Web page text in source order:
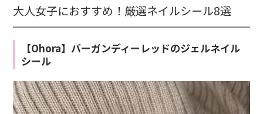
大人女子におすすめ！厳選ネイルシール8選
【Ohora】バーガンディーレッドのジェルネイル
シール